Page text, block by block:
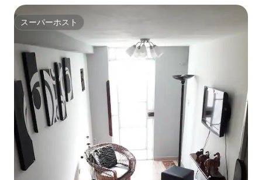
スーパーホスト
スーパーホスト